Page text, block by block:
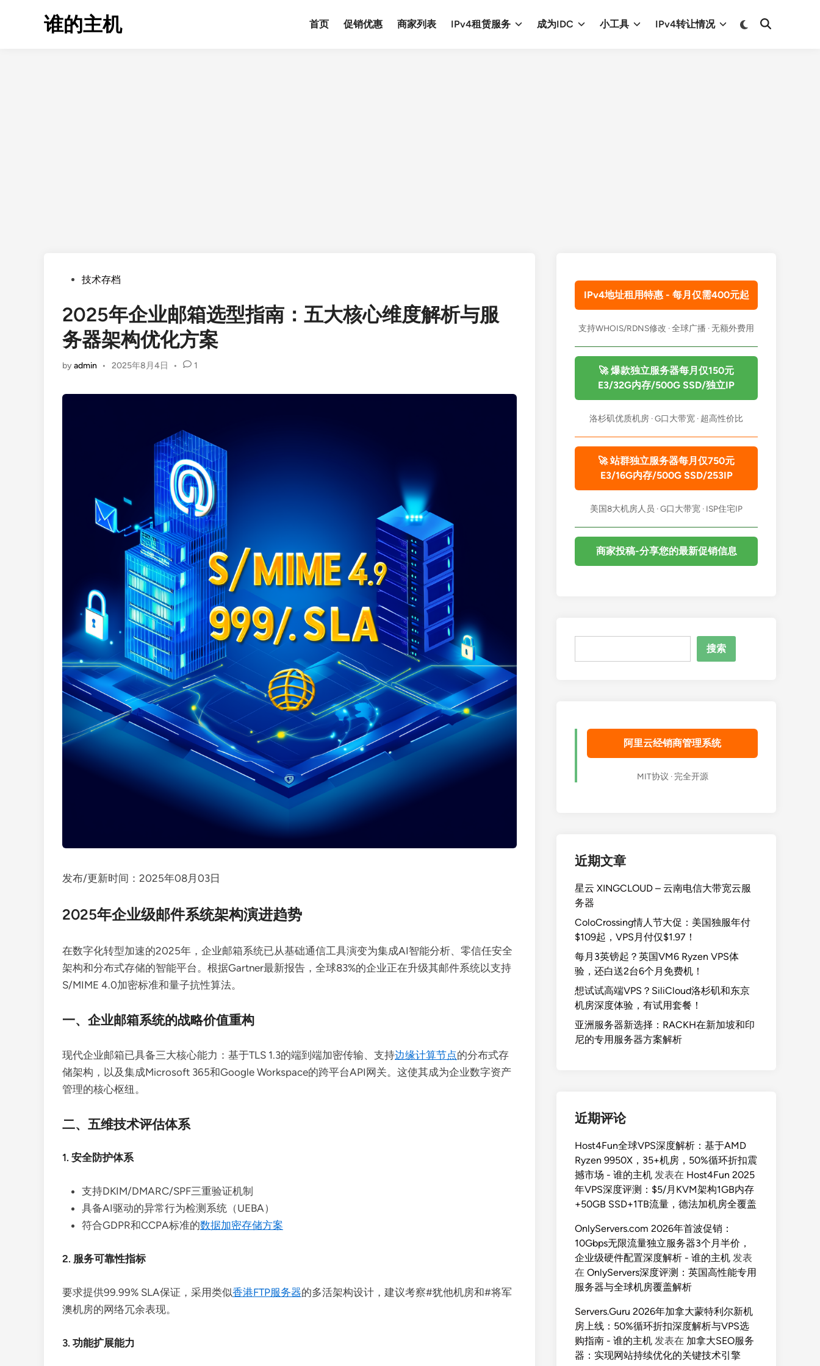
谁的主机 首页 促销优惠 商家列表 IPv4租赁服务 成为IDC 小工具 IPv4转让情况
Switch
Open
Posted技术存档
2025年企业邮箱选型指南：五大核心维度解析与服
务器架构优化方案
byadmin • 2025年8月4日 • 1
发布/更新时间：2025年08月03日
2025年企业级邮件系统架构演进趋势
在数字化转型加速的2025年，企业邮箱系统已从基础通信工具演变为集成AI智能分析、零信任安全
架构和分布式存储的智能平台。根据Gartner最新报告，全球83%的企业正在升级其邮件系统以支持
S/MIME 4.0加密标准和量子抗性算法。
一、企业邮箱系统的战略价值重构
现代企业邮箱已具备三大核心能力：基于TLS 1.3的端到端加密传输、支持边缘计算节点的分布式存
储架构，以及集成Microsoft 365和Google Workspace的跨平台API网关。这使其成为企业数字资产
管理的核心枢纽。
二、五维技术评估体系
1. 安全防护体系
支持DKIM/DMARC/SPF三重验证机制
具备AI驱动的异常行为检测系统（UEBA）
符合GDPR和CCPA标准的数据加密存储方案
2. 服务可靠性指标
要求提供99.99% SLA保证，采用类似香港FTP服务器的多活架构设计，建议考察#犹他机房和#将军
澳机房的网络冗余表现。
3. 功能扩展能力
IPv4地址租用特惠 - 每月仅需400元起
支持WHOIS/RDNS修改 · 全球广播 · 无额外费用
🚀 爆款独立服务器每月仅150元
E3/32G内存/500G SSD/独立IP
洛杉矶优质机房 · G口大带宽 · 超高性价比
🚀 站群独立服务器每月仅750元
E3/16G内存/500G SSD/253IP
美国8大机房人员 · G口大带宽 · ISP住宅IP
商家投稿-分享您的最新促销信息
搜索
阿里云经销商管理系统
MIT协议 · 完全开源
近期文章
星云 XINGCLOUD – 云南电信大带宽云服
务器
ColoCrossing情人节大促：美国独服年付
$109起，VPS月付仅$1.97！
每月3英镑起？英国VM6 Ryzen VPS体
验，还白送2台6个月免费机！
想试试高端VPS？SiliCloud洛杉矶和东京
机房深度体验，有试用套餐！
亚洲服务器新选择：RACKH在新加坡和印
尼的专用服务器方案解析
近期评论
Host4Fun全球VPS深度解析：基于AMD
Ryzen 9950X，35+机房，50%循环折扣震
撼市场 - 谁的主机 发表在 Host4Fun 2025
年VPS深度评测：$5/月KVM架构1GB内存
+50GB SSD+1TB流量，德法加机房全覆盖
OnlyServers.com 2026年首波促销：
10Gbps无限流量独立服务器3个月半价，
企业级硬件配置深度解析 - 谁的主机 发表
在 OnlyServers深度评测：英国高性能专用
服务器与全球机房覆盖解析
Servers.Guru 2026年加拿大蒙特利尔新机
房上线：50%循环折扣深度解析与VPS选
购指南 - 谁的主机 发表在 加拿大SEO服务
器：实现网站持续优化的关键技术引擎